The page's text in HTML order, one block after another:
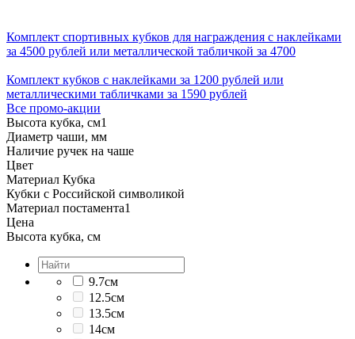
Комплект спортивных кубков для награждения с наклейками
за 4500 рублей или металлической табличкой за 4700
Комплект кубков с наклейками за 1200 рублей или
металлическими табличками за 1590 рублей
Все промо-акции
Высота кубка, см1
Диаметр чаши, мм
Наличие ручек на чаше
Цвет
Материал Кубка
Кубки с Российской символикой
Материал постамента1
Цена
Высота кубка, см
9.7см
12.5см
13.5см
14см